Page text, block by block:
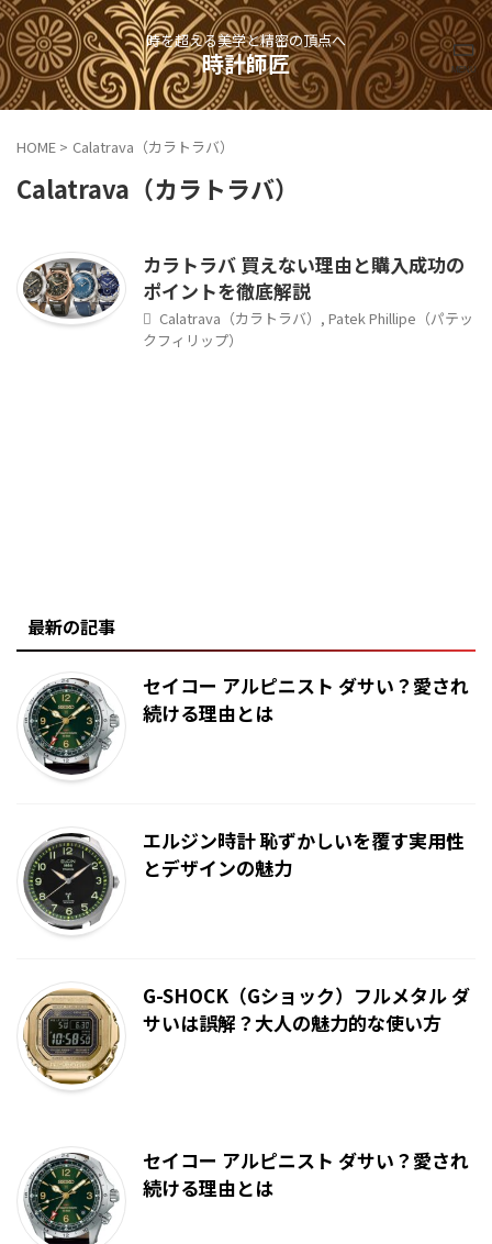
時を超える美学と精密の頂点へ
時計師匠
HOME > Calatrava（カラトラバ）
Calatrava（カラトラバ）
カラトラバ 買えない理由と購入成功の
ポイントを徹底解説
Calatrava（カラトラバ） , Patek Phillipe（パテッ
クフィリップ）
最新の記事
セイコー アルピニスト ダサい？愛され
続ける理由とは
エルジン時計 恥ずかしいを覆す実用性
とデザインの魅力
G-SHOCK（Gショック）フルメタル ダ
サいは誤解？大人の魅力的な使い方
セイコー アルピニスト ダサい？愛され
続ける理由とは